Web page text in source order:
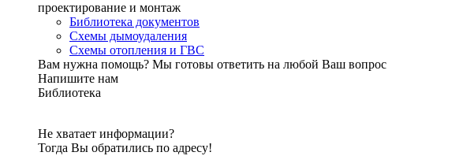
проектирование и монтаж
Библиотека документов
Схемы дымоудаления
Схемы отопления и ГВС
Вам нужна помощь? Мы готовы ответить на любой Ваш вопрос
Напишите нам
Библиотека
Не хватает информации?
Тогда Вы обратились по адресу!